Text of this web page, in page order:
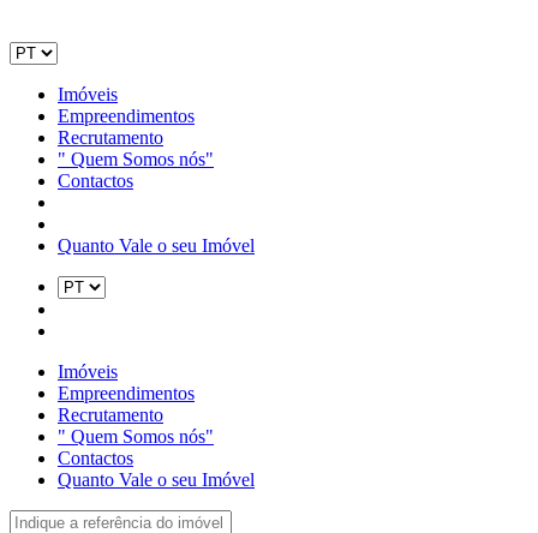
Imóveis
Empreendimentos
Recrutamento
" Quem Somos nós"
Contactos
Quanto Vale o seu Imóvel
Imóveis
Empreendimentos
Recrutamento
" Quem Somos nós"
Contactos
Quanto Vale o seu Imóvel